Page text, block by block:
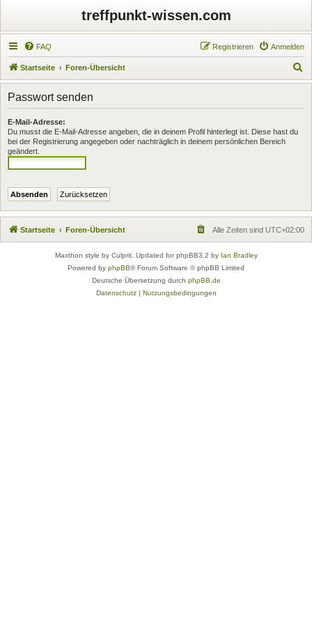
treffpunkt-wissen.com
FAQ Anmelden
Registrieren
Startseite Foren-Übersicht
u
Passwort senden
E-Mail-Adresse:
Du musst die E-Mail-Adresse angeben, die in deinem Profil hinterlegt ist. Diese hast du
bei der Registrierung angegeben oder nachträglich in deinem persönlichen Bereich
geändert.
Startseite Foren-Übersicht Alle Zeiten sind UTC+02:00
Maxthon style by Culprit. Updated for phpBB3.2 by Ian Bradley
Powered by phpBB® Forum Software © phpBB Limited
Deutsche Übersetzung durch phpBB.de
Datenschutz| Nutzungsbedingungen